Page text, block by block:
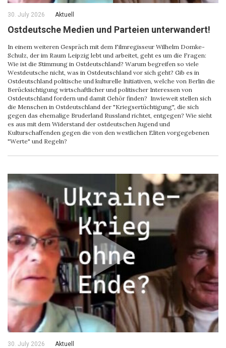
30. July 2026 Aktuell
Ostdeutsche Medien und Parteien unterwandert!
In einem weiteren Gespräch mit dem Filmregisseur Wilhelm Domke-
Schulz, der im Raum Leipzig lebt und arbeitet, geht es um die Fragen:
Wie ist die Stimmung in Ostdeutschland? Warum begreifen so viele
Westdeutsche nicht, was in Ostdeutschland vor sich geht? Gib es in
Ostdeutschland politische und kulturelle Initiativen, welche von Berlin die
Berücksichtigung wirtschaftlicher und politischer Interessen von
Ostdeutschland fordern und damit Gehör finden? Inwieweit stellen sich
die Menschen in Ostdeutschland der "Kriegsertüchtigung", die sich
gegen das ehemalige Bruderland Russland richtet, entgegen? Wie sieht
es aus mit dem Widerstand der ostdeutschen Jugend und
Kulturschaffenden gegen die von den westlichen Eliten vorgegebenen
"Werte" und Regeln?
30. July 2026 Aktuell